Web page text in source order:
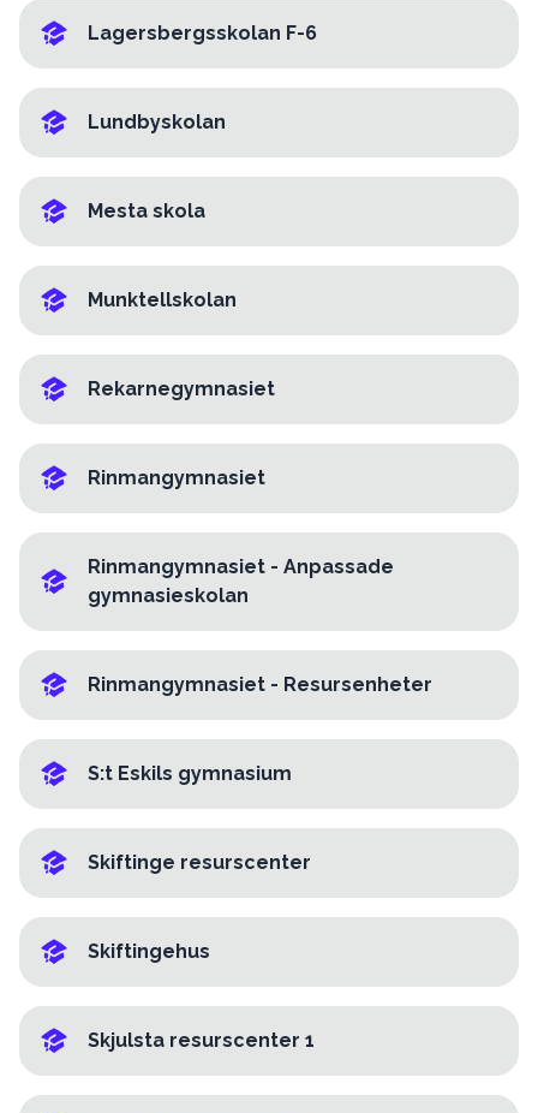
Lagersbergsskolan F-6
Lundbyskolan
Mesta skola
Munktellskolan
Rekarnegymnasiet
Rinmangymnasiet
Rinmangymnasiet - Anpassade
gymnasieskolan
Rinmangymnasiet - Resursenheter
S:t Eskils gymnasium
Skiftinge resurscenter
Skiftingehus
Skjulsta resurscenter 1